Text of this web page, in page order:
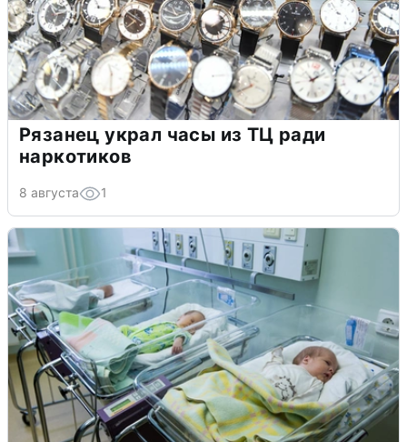
Рязанец украл часы из ТЦ ради
наркотиков
8 августа 1